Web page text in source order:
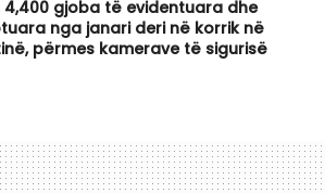
4,400 gjoba të evidentuara dhe
nga janari deri në korrik në
përmes kamerave të sigurisë